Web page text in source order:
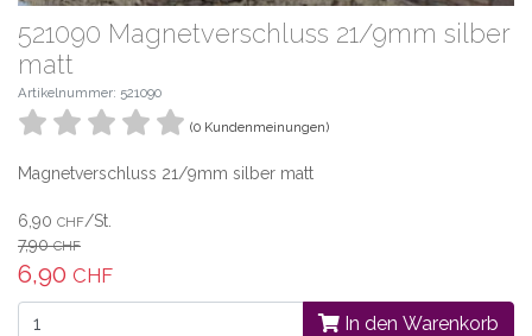
521090 Magnetverschluss 21/9mm silber
matt
Artikelnummer: 521090
(0 Kundenmeinungen)
Magnetverschluss 21/9mm silber matt
6,90 CHF/St.
7,90CHF
6,90 CHF
In den Warenkorb